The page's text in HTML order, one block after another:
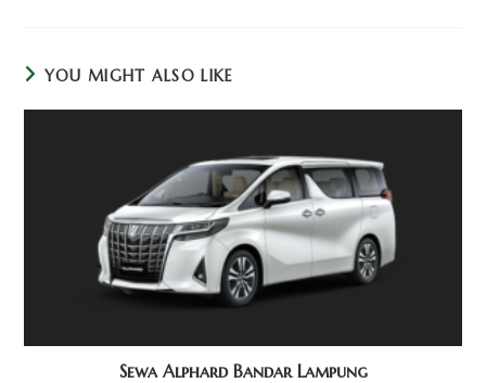
YOU MIGHT ALSO LIKE
Sewa Alphard Bandar Lampung